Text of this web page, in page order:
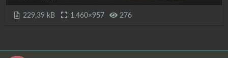
229,39 kB 1.460×957 276